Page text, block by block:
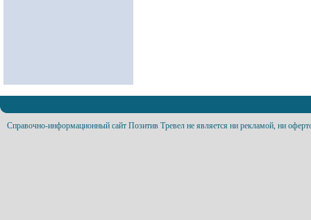
Справочно-информационный сайт Позитив Тревел не является ни рекламой, ни